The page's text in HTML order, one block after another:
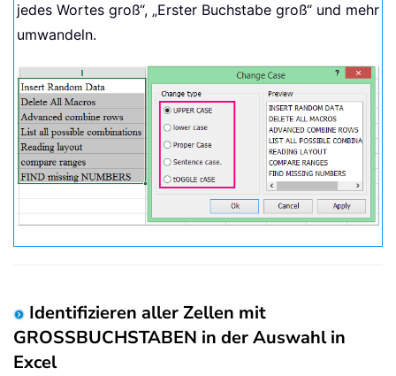
jedes Wortes groß“, „Erster Buchstabe groß“ und mehr
umwandeln.
Identifizieren aller Zellen mit
GROSSBUCHSTABEN in der Auswahl in
Excel